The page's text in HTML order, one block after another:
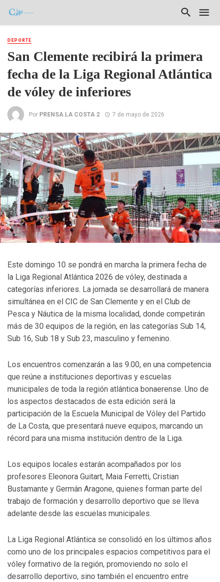
DEPORTE
San Clemente recibirá la primera
fecha de la Liga Regional Atlántica
de vóley de inferiores
Por PRENSA LA COSTA 2 7 de mayo de 2026
Este domingo 10 se pondrá en marcha la primera fecha de
la Liga Regional Atlántica 2026 de vóley, destinada a
categorías inferiores. La jornada se desarrollará de manera
simultánea en el CIC de San Clemente y en el Club de
Pesca y Náutica de la misma localidad, donde competirán
más de 30 equipos de la región, en las categorías Sub 14,
Sub 16, Sub 18 y Sub 23, masculino y femenino.
Los encuentros comenzarán a las 9.00, en una competencia
que reúne a instituciones deportivas y escuelas
municipales de toda la región atlántica bonaerense. Uno de
los aspectos destacados de esta edición será la
participación de la Escuela Municipal de Vóley del Partido
de La Costa, que presentará nueve equipos, marcando un
récord para una misma institución dentro de la Liga.
Los equipos locales estarán acompañados por los
profesores Eleonora Guitart, Maia Ferretti, Cristian
Bustamante y Germán Aragone, quienes forman parte del
trabajo de formación y desarrollo deportivo que se lleva
adelante desde las escuelas municipales.
La Liga Regional Atlántica se consolidó en los últimos años
como uno de los principales espacios competitivos para el
vóley formativo de la región, promoviendo no solo el
desarrollo deportivo, sino también el encuentro entre